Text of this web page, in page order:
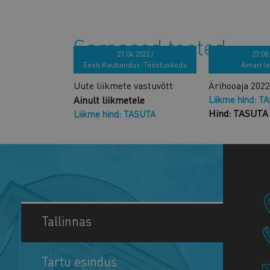
Sarnased tooted
27.04.2022 /
Eesti Kaubandus-Tööstuskoda
Uute liikmete vastuvõtt
Ainult liikmetele
Liikme hind: TASUTA
Ämari
Ärihooaja
Liikme hind:
Hind: TASUTA
Tallinnas
Tartu esindus